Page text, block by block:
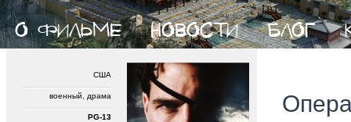
США
военный, драма
PG-13